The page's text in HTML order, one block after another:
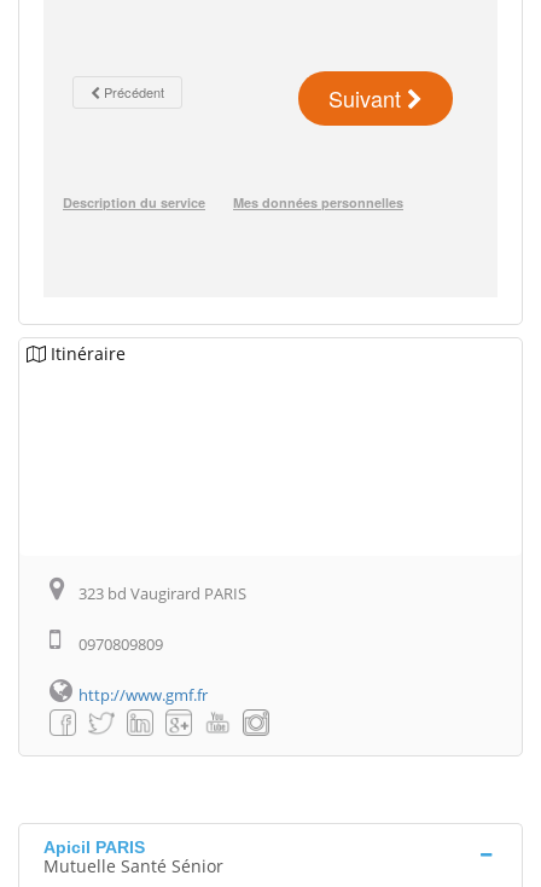
Itinéraire
323 bd Vaugirard PARIS
0970809809
http://www.gmf.fr
Apicil PARIS
Mutuelle Santé Sénior